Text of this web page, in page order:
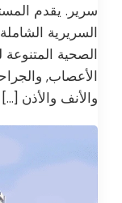
سرير. يقدم
السريرية
الصحية
الأعصاب,
والأنف والأذن […]